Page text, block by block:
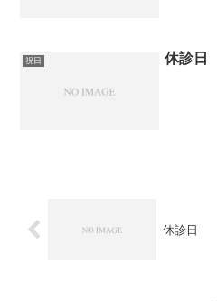
祝日 休診日
休診日